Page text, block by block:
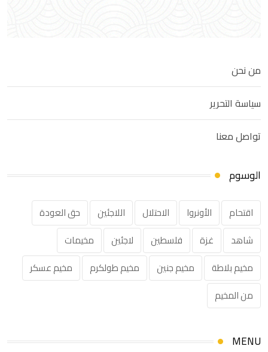
من نحن
سياسة التحرير
تواصل معنا
الوسوم
اقتحام الأونروا الاحتلال اللاجئين
حق العودة
شاهد
غزة فلسطين لاجئين
مخيمات
مخيم بلاطة
مخيم جنين مخيم طولكرم
مخيم عسكر
من المخيم
MENU